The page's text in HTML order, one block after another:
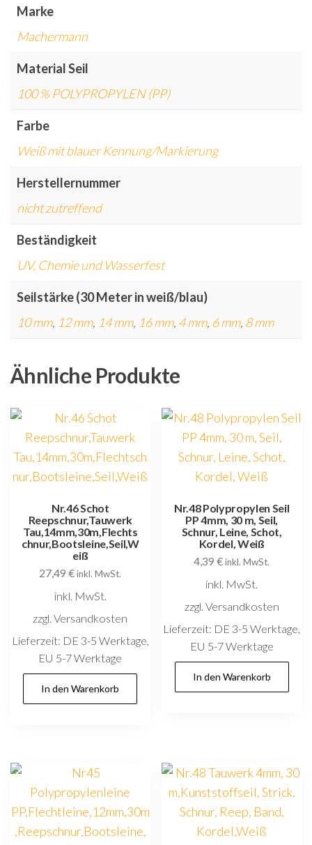
Marke
Machermann
Material Seil
100 % POLYPROPYLEN (PP)
Farbe
Weiß mit blauer Kennung/Markierung
Herstellernummer
nicht zutreffend
Beständigkeit
UV, Chemie und Wasserfest
Seilstärke (30 Meter in weiß/blau)
10 mm, 12 mm, 14 mm, 16 mm, 4 mm, 6 mm, 8 mm
Ähnliche Produkte
Nr.46 Schot
Reepschnur,Tauwerk
Tau,14mm,30m,Flechts
chnur,Bootsleine,Seil,W
eiß
27,49€ inkl. MwSt.
inkl. MwSt.
zzgl. Versandkosten
Lieferzeit: DE 3-5 Werktage,
EU 5-7 Werktage
In den Warenkorb
Nr.48 Polypropylen Seil
PP 4mm, 30 m, Seil,
Schnur, Leine, Schot,
Kordel, Weiß
4,39€inkl. MwSt.
inkl. MwSt.
zzgl. Versandkosten
Lieferzeit: DE 3-5 Werktage,
EU 5-7 Werktage
In den Warenkorb